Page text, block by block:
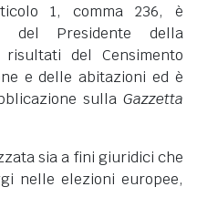
1, comma 236, è
del Presidente della
del Censimento
e delle abitazioni ed è
sulla Gazzetta
sia a fini giuridici che
nelle elezioni europee,